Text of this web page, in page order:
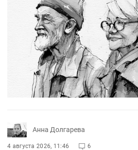
Анна Долгарева
4 августа 2026, 11:46 6